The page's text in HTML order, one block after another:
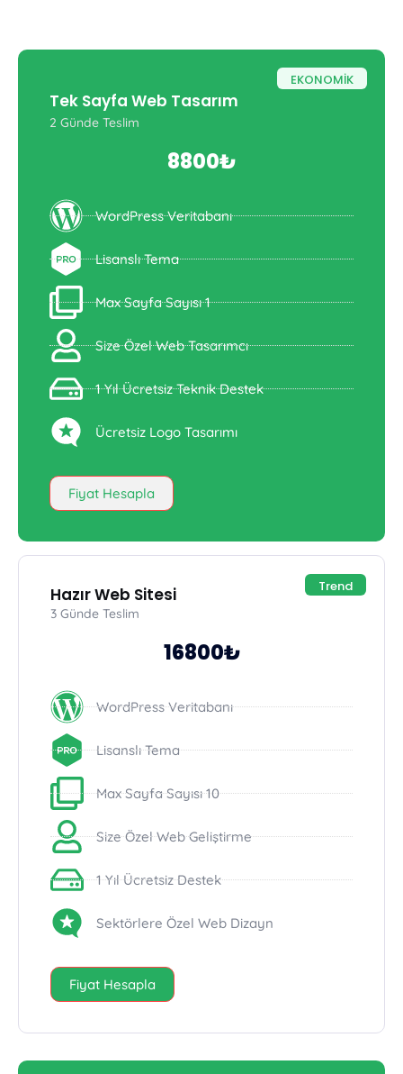
Tek Sayfa Web Tasarım
EKONOMİK
2 Günde Teslim
8800₺
WordPress Veritabanı
Lisanslı Tema
Max Sayfa Sayısı 1
Size Özel Web Tasarımcı
1 Yıl Ücretsiz Teknik Destek
Ücretsiz Logo Tasarımı
Fiyat Hesapla
Hazır Web Sitesi Trend
3 Günde Teslim
16800₺
WordPress Veritabanı
Lisanslı Tema
Max Sayfa Sayısı 10
Size Özel Web Geliştirme
1 Yıl Ücretsiz Destek
Sektörlere Özel Web Dizayn
Fiyat Hesapla